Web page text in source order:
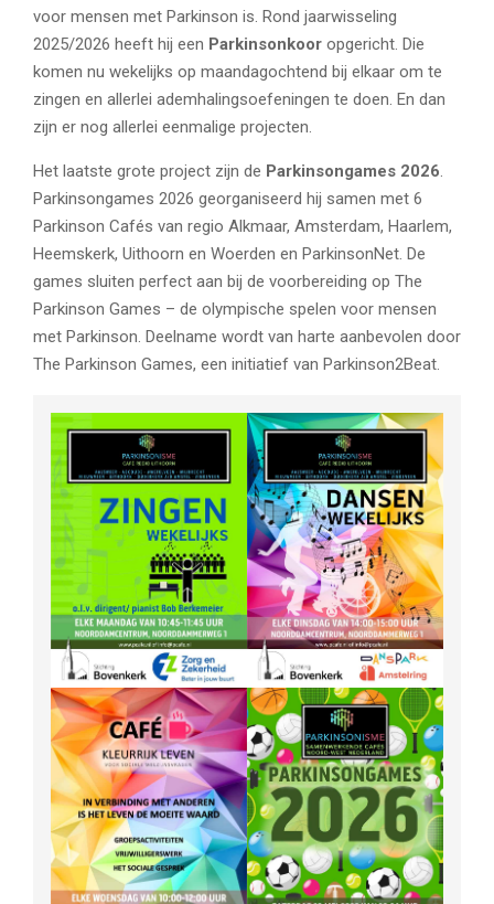
voor mensen met Parkinson is. Rond jaarwisseling
2025/2026 heeft hij een Parkinsonkoor opgericht. Die
komen nu wekelijks op maandagochtend bij elkaar om te
zingen en allerlei ademhalingsoefeningen te doen. En dan
zijn er nog allerlei eenmalige projecten.
Het laatste grote project zijn de Parkinsongames 2026
Parkinsongames 2026 georganiseerd hij samen met 6
Parkinson Cafés van regio Alkmaar, Amsterdam, Haarlem,
Heemskerk, Uithoorn en Woerden en ParkinsonNet. De
games sluiten perfect aan bij de voorbereiding op The
Parkinson Games – de olympische spelen voor mensen
met Parkinson. Deelname wordt van harte aanbevolen door
The Parkinson Games, een initiatief van Parkinson2Beat.